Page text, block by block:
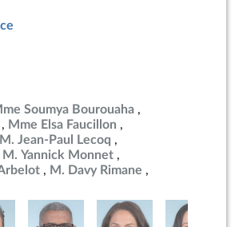
Soumya Bourouaha
Mme Elsa Faucillon
M. Jean-Paul Lecoq
M. Yannick Monnet
M. Davy Rimane